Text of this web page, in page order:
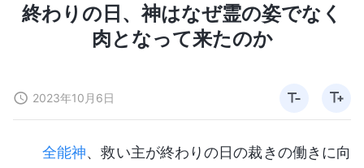
終わりの日、神はなぜ霊の姿でなく
肉となって来たのか
2023年10月6日
全能神、救い主が終わりの日の裁きの働きに向